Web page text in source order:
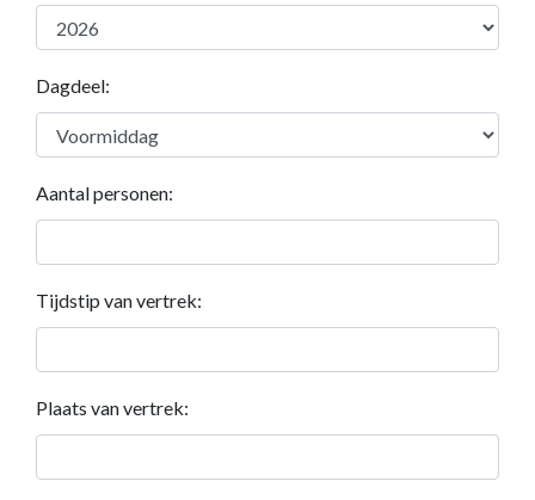
Dagdeel:
Aantal personen:
Tijdstip van vertrek:
Plaats van vertrek: